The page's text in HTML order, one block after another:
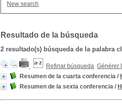
New search
Resultado de la búsqueda
2 resultado(s) búsqueda de la palabra
Refinar búsqueda Générer
Resumen de la cuarta conferencia /
Resumen de la sexta conferencia /